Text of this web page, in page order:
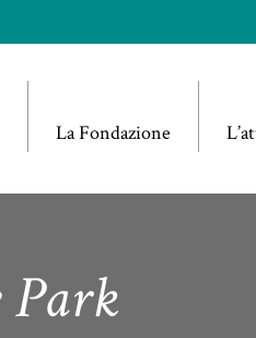
La Fondazione
Park